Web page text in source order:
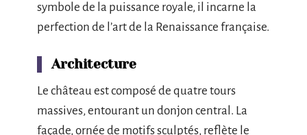
symbole de la puissance royale, il incarne la
perfection de l’art de la Renaissance française.
Architecture
Le château est composé de quatre tours
massives, entourant un donjon central. La
façade, ornée de motifs sculptés, reflète le